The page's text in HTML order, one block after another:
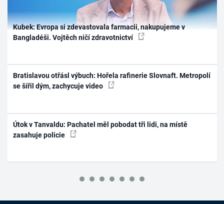
Kubek: Evropa si zdevastovala farmacii, nakupujeme v
Bangladéši. Vojtěch ničí zdravotnictví
Bratislavou otřásl výbuch: Hořela rafinerie Slovnaft. Metropolí
se šířil dým, zachycuje video
Útok v Tanvaldu: Pachatel měl pobodat tři lidi, na místě
zasahuje policie